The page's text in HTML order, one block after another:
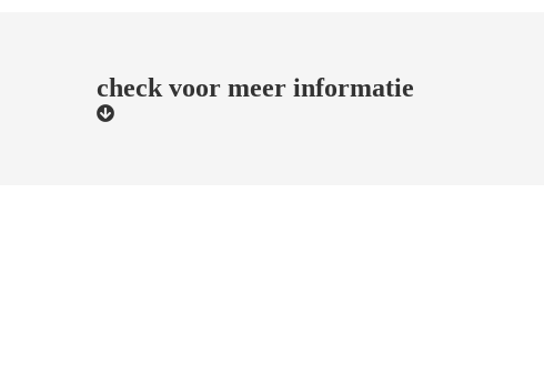
check voor meer informatie